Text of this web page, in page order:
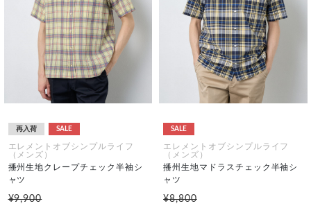
再入荷 SALE
エレメントオブシンプルライフ
（メンズ）
播州生地クレープチェック半袖シ
ャツ
¥9,900
SALE
エレメントオブシンプルライフ
（メンズ）
播州生地マドラスチェック半袖シ
ャツ
¥8,800